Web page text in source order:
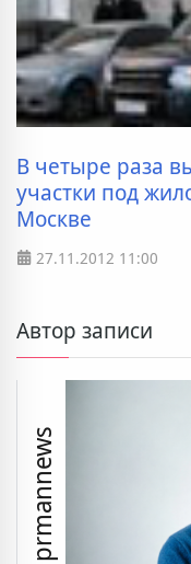
В четыре раза
участки под
Москве
27.11.2012 11:00
Автор записи
prmannews